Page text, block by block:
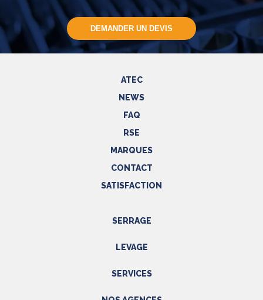
DEMANDER UN DEVIS
ATEC
NEWS
FAQ
RSE
MARQUES
CONTACT
SATISFACTION
SERRAGE
Outils électriques
LEVAGE
SERVICES